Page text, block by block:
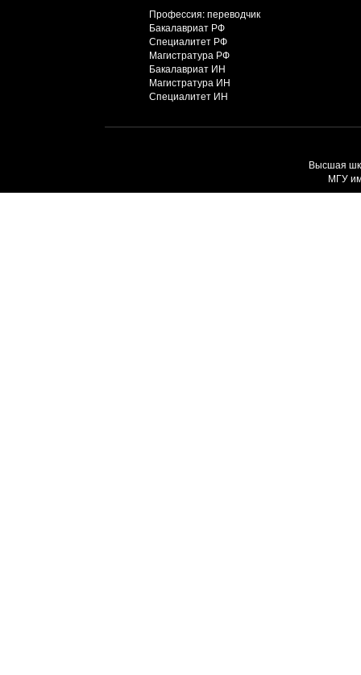
Профессия: переводчик
Бакалавриат РФ
Специалитет РФ
Магистратура РФ
Бакалавриат ИН
Магистратура ИН
Специалитет ИН
Высшая
МГУ